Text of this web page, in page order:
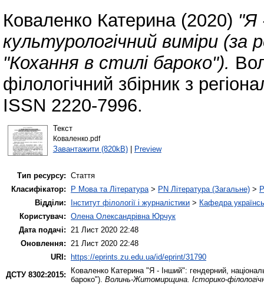
Коваленко Катерина(2020) "Я
культурологічний виміри
"Кохання в стилі бароко").
філологічний збірник з
ISSN 2220-7996.
Текст
Коваленко.pdf
Завантажити (820kB)| Preview
Тип ресурсу: Стаття
Класифікатор:
P Мова та Література> PN Література (Загальне) >
Відділи:
Інститут філології і журналістики > Кафедра
Користувач: Олена Олександрівна Юрчук
Дата подачі: 21 Лист 2020 22:48
Оновлення: 21 Лист 2020 22:48
URI:
https://eprints.zu.edu.ua/id/eprint/31790
ДСТУ 8302:2015:
Коваленко Катерина"Я - Інший": гендерний,
бароко"). Волинь-Житомирщина. Історико-